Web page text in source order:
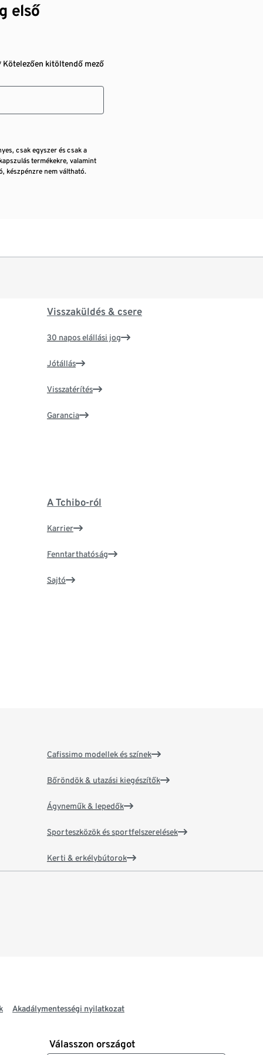
első
Kötelezően kitöltendő mező
csak egyszer és csak a
termékekre, valamint
készpénzre nem váltható.
Visszaküldés & csere
30 napos elállási jog
Jótállás
Visszatérítés
Garancia
A Tchibo-ról
Karrier
Fenntarthatóság
Sajtó
Cafissimo modellek és színek
Bőröndök & utazási kiegészítők
Ágyneműk & lepedők
Sporteszközök és sportfelszerelések
Kerti & erkélybútorok
Akadálymentességi nyilatkozat
Válasszon országot